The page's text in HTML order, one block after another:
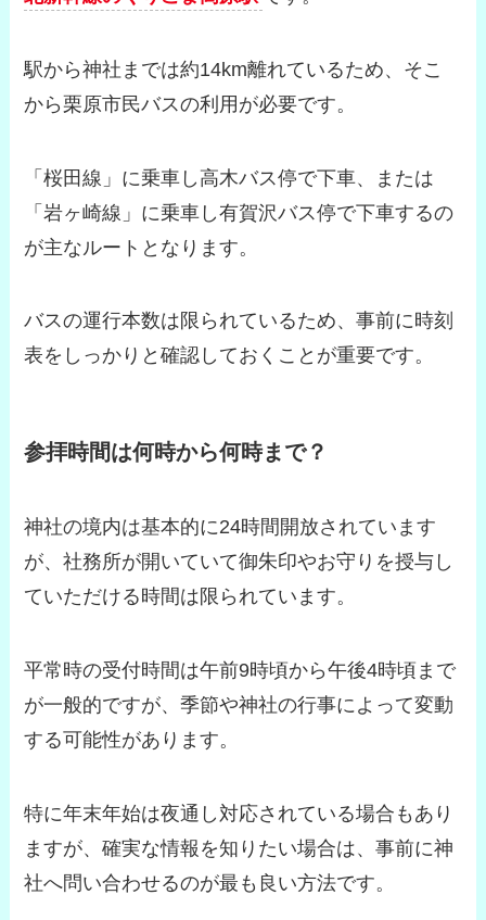
駅から神社までは約14km離れているため、そこ
から栗原市民バスの利用が必要です。
「桜田線」に乗車し高木バス停で下車、または
「岩ヶ崎線」に乗車し有賀沢バス停で下車するの
が主なルートとなります。
バスの運行本数は限られているため、事前に時刻
表をしっかりと確認しておくことが重要です。
参拝時間は何時から何時まで？
神社の境内は基本的に24時間開放されています
が、社務所が開いていて御朱印やお守りを授与し
ていただける時間は限られています。
平常時の受付時間は午前9時頃から午後4時頃まで
が一般的ですが、季節や神社の行事によって変動
する可能性があります。
特に年末年始は夜通し対応されている場合もあり
ますが、確実な情報を知りたい場合は、事前に神
社へ問い合わせるのが最も良い方法です。